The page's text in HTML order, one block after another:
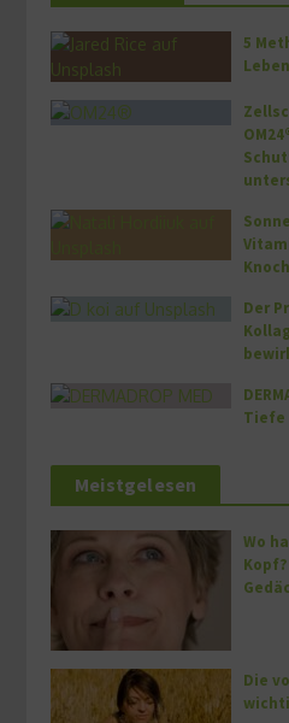
5
Der
Tiefe
Meistgelesen
Wo
Die